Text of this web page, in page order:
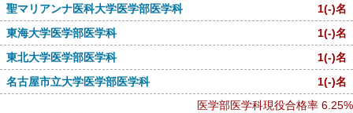
聖マリアンナ医科大学医学部医学科 1(-)名
東海大学医学部医学科
1(-)名
東北大学医学部医学科
1(-)名
名古屋市立大学医学部医学科
1(-)名
医学部医学科現役合格率 6.25%